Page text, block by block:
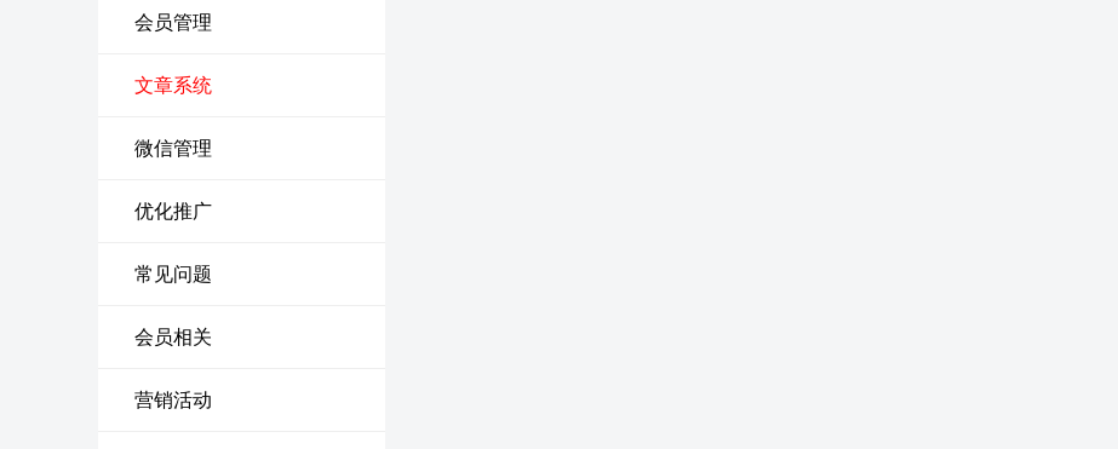
会员管理
文章系统
微信管理
优化推广
常见问题
会员相关
营销活动